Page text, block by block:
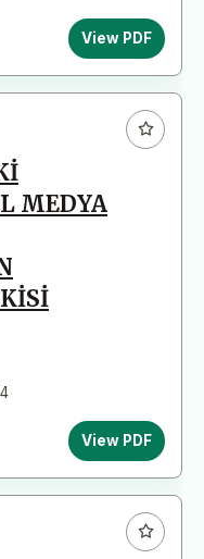
View PDF
MEDYA
View PDF